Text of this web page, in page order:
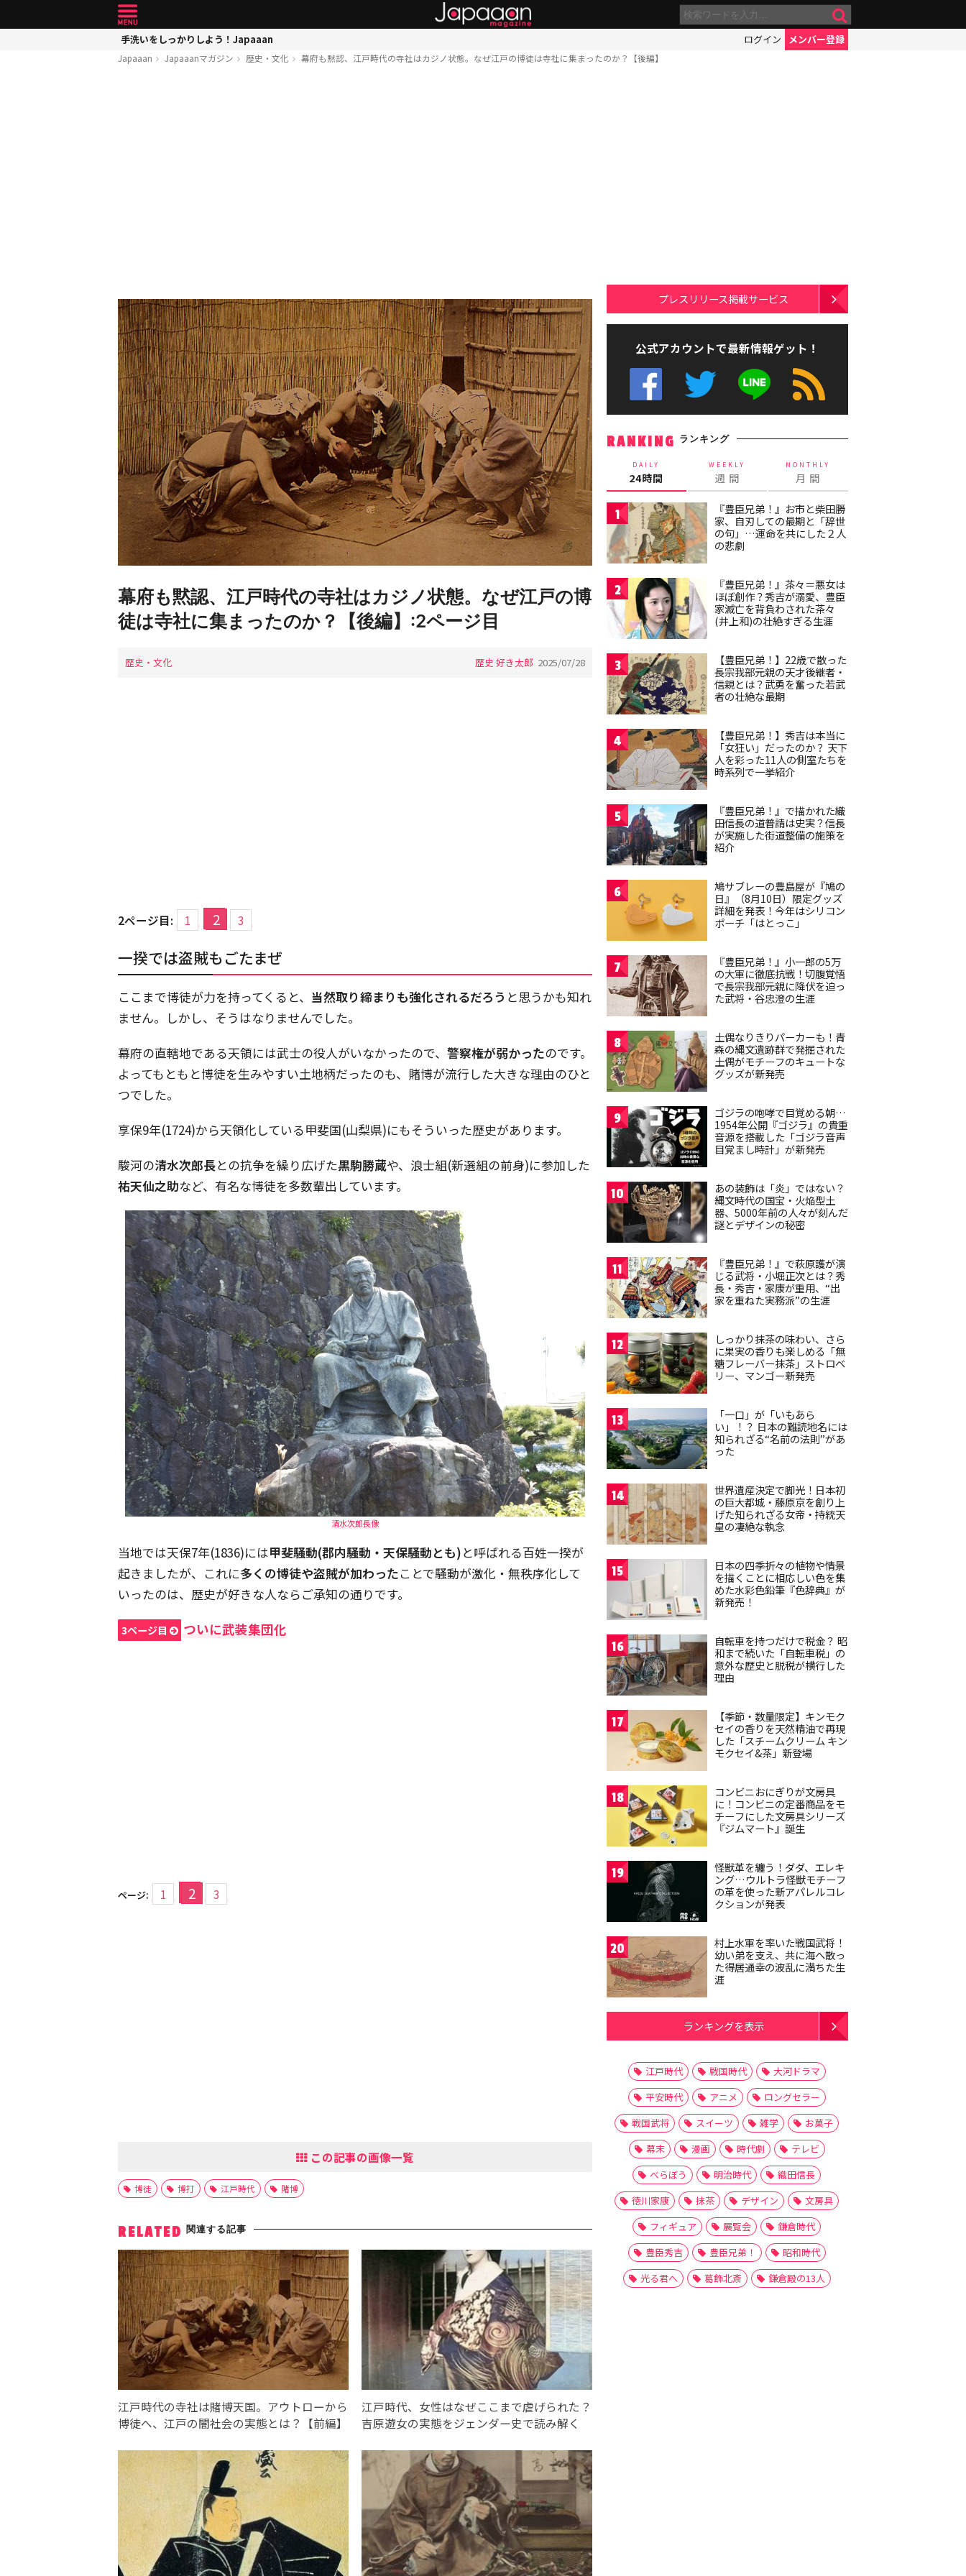
手洗いをしっかりしよう！Japaaan ログイン メンバー登録
Japaaan Japaaanマガジン 歴史・文化 幕府も黙認、江戸時代の寺社はカジノ状態。なぜ江戸の博徒は寺社に集まったのか？【後編】
幕府も黙認、江戸時代の寺社はカジノ状態。なぜ江戸の博
徒は寺社に集まったのか？【後編】:2ページ目
歴史・文化 歴史 好き太郎 2025/07/28
2ページ目: 1 2 3
一揆では盗賊もごたまぜ
ここまで博徒が力を持ってくると、 当然取り締まりも強化されるだろう と思うかも知れ
ません。しかし、そうはなりませんでした。
幕府の直轄地である天領には武士の役人がいなかったので、 警察権が弱かったのです。
よってもともと博徒を生みやすい土地柄だったのも、賭博が流行した大きな理由のひと
つでした。
享保9年(1724)から天領化している甲斐国(山梨県)にもそういった歴史があります。
駿河の清水次郎長との抗争を繰り広げた黒駒勝蔵や、浪士組(新選組の前身)に参加した
祐天仙之助など、有名な博徒を多数輩出しています。
清水次郎長像
当地では天保7年(1836)には甲斐騒動(郡内騒動・天保騒動とも)と呼ばれる百姓一揆が
起きましたが、これに多くの博徒や盗賊が加わったことで騒動が激化・無秩序化して
いったのは、歴史が好きな人ならご承知の通りです。
3ページ目 ついに武装集団化
ページ: 1 2 3
この記事の画像一覧
博徒 博打 江戸時代 賭博
RELATED 関連する記事
江戸時代の寺社は賭博天国。アウトローから
博徒へ、江戸の闇社会の実態とは？【前編】
江戸時代、女性はなぜここまで虐げられた？
吉原遊女の実態をジェンダー史で読み解く
プレスリリース掲載サービス
公式アカウントで最新情報ゲット！
RANKING ランキング
DAILY
24時間
WEEKLY
週 間
MONTHLY
月 間
1
『豊臣兄弟！』お市と柴田勝
家、自刃しての最期と「辞世
の句」…運命を共にした２人
の悲劇
2
『豊臣兄弟！』茶々＝悪女は
ほぼ創作？秀吉が溺愛、豊臣
家滅亡を背負わされた茶々
(井上和)の壮絶すぎる生涯
3
【豊臣兄弟！】22歳で散った
長宗我部元親の天才後継者・
信親とは？武勇を奮った若武
者の壮絶な最期
4
【豊臣兄弟！】秀吉は本当に
「女狂い」だったのか？ 天下
人を彩った11人の側室たちを
時系列で一挙紹介
5
『豊臣兄弟！』で描かれた織
田信長の道普請は史実？信長
が実施した街道整備の施策を
紹介
6
鳩サブレーの豊島屋が『鳩の
日』（8月10日）限定グッズ
詳細を発表！今年はシリコン
ポーチ「はとっこ」
7
『豊臣兄弟！』小一郎の5万
の大軍に徹底抗戦！切腹覚悟
で長宗我部元親に降伏を迫っ
た武将・谷忠澄の生涯
8
土偶なりきりパーカーも！青
森の縄文遺跡群で発掘された
土偶がモチーフのキュートな
グッズが新発売
9
ゴジラの咆哮で目覚める朝…
1954年公開『ゴジラ』の貴重
音源を搭載した「ゴジラ音声
目覚まし時計」が新発売
10
あの装飾は「炎」ではない？
縄文時代の国宝・火焔型土
器、5000年前の人々が刻んだ
謎とデザインの秘密
11
『豊臣兄弟！』で萩原護が演
じる武将・小堀正次とは？秀
長・秀吉・家康が重用、“出
家を重ねた実務派”の生涯
12
しっかり抹茶の味わい、さら
に果実の香りも楽しめる「無
糖フレーバー抹茶」ストロベ
リー、マンゴー新発売
13
「一口」が「いもあら
い」！？ 日本の難読地名には
知られざる“名前の法則”があ
った
14
世界遺産決定で脚光！日本初
の巨大都城・藤原京を創り上
げた知られざる女帝・持統天
皇の凄絶な執念
15
日本の四季折々の植物や情景
を描くことに相応しい色を集
めた水彩色鉛筆『色辞典』が
新発売！
16
自転車を持つだけで税金？ 昭
和まで続いた「自転車税」の
意外な歴史と脱税が横行した
理由
17
【季節・数量限定】キンモク
セイの香りを天然精油で再現
した「スチームクリーム キン
モクセイ&茶」新登場
18
コンビニおにぎりが文房具
に！コンビニの定番商品をモ
チーフにした文房具シリーズ
『ジムマート』誕生
19
怪獣革を纏う！ダダ、エレキ
ング…ウルトラ怪獣モチーフ
の革を使った新アパレルコレ
クションが発表
20
村上水軍を率いた戦国武将！
幼い弟を支え、共に海へ散っ
た得居通幸の波乱に満ちた生
涯
ランキングを表示
江戸時代 戦国時代
大河ドラマ
平安時代
アニメ
ロングセラー
戦国武将
スイーツ 雑学
お菓子
幕末
漫画 時代劇
テレビ
べらぼう
明治時代
織田信長
徳川家康
抹茶 デザイン
文房具
フィギュア
展覧会
鎌倉時代
豊臣秀吉
豊臣兄弟！
昭和時代
光る君へ
葛飾北斎 鎌倉殿の13人